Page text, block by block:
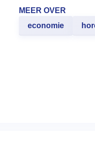
MEER OVER
economie